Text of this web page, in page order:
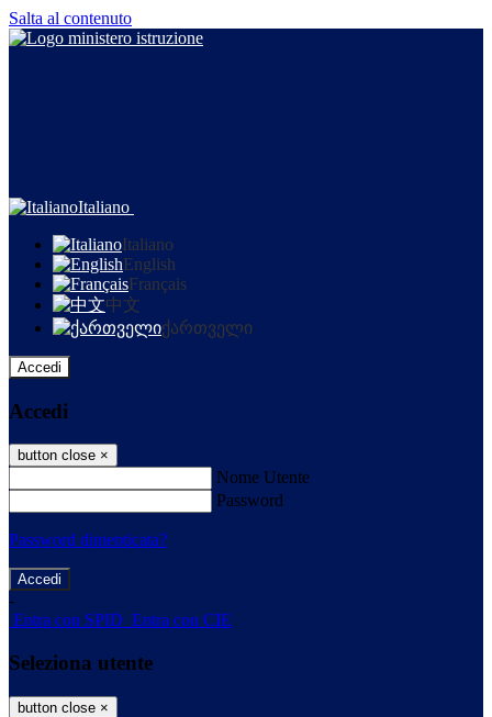
Salta al contenuto
Italiano
Italiano
English
Français
中文
ქართველი
Accedi
Accedi
button close ×
Nome Utente
Password
Password dimenticata?
-
Entra con SPID Entra con CIE
Seleziona utente
button close ×